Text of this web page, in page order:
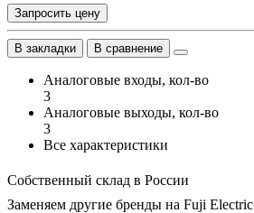
Запросить цену
В закладки В сравнение
Аналоговые входы, кол-во
3
Аналоговые выходы, кол-во
3
Все характеристики
Собственный склад в России
Заменяем другие бренды на Fuji Electric